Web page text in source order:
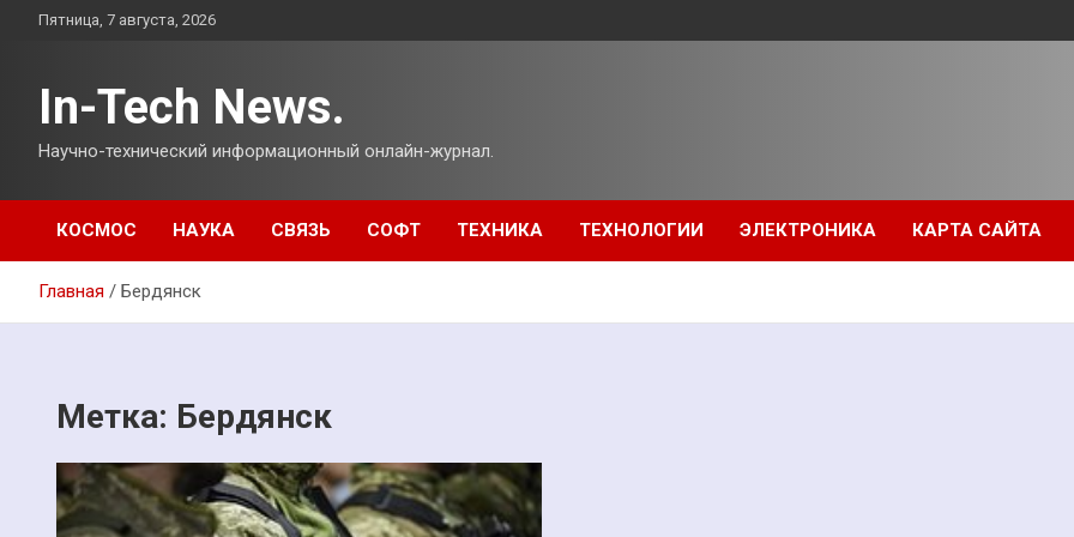
ПерейтиПятница, 7 августа, 2026
In-Tech News.
Научно-технический информационный онлайн-журнал.
КОСМОС НАУКА СВЯЗЬ СОФТ ТЕХНИКА ТЕХНОЛОГИИ ЭЛЕКТРОНИКА КАРТА САЙТА
Главная Бердянск
Метка: Бердянск